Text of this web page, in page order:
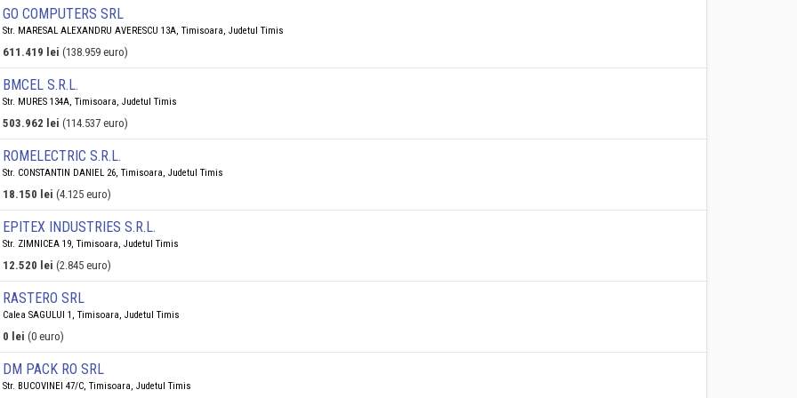
GO COMPUTERS SRL
Str. MARESAL ALEXANDRU AVERESCU 13A, Timisoara, Judetul Timis
611.419 lei (138.959 euro)
BMCEL S.R.L.
Str. MURES 134A, Timisoara, Judetul Timis
503.962 lei (114.537 euro)
ROMELECTRIC S.R.L.
Str. CONSTANTIN DANIEL 26, Timisoara, Judetul Timis
18.150 lei (4.125 euro)
EPITEX INDUSTRIES S.R.L.
Str. ZIMNICEA 19, Timisoara, Judetul Timis
12.520 lei (2.845 euro)
RASTERO SRL
Calea SAGULUI 1, Timisoara, Judetul Timis
0 lei (0 euro)
DM PACK RO SRL
Str. BUCOVINEI 47/C, Timisoara, Judetul Timis